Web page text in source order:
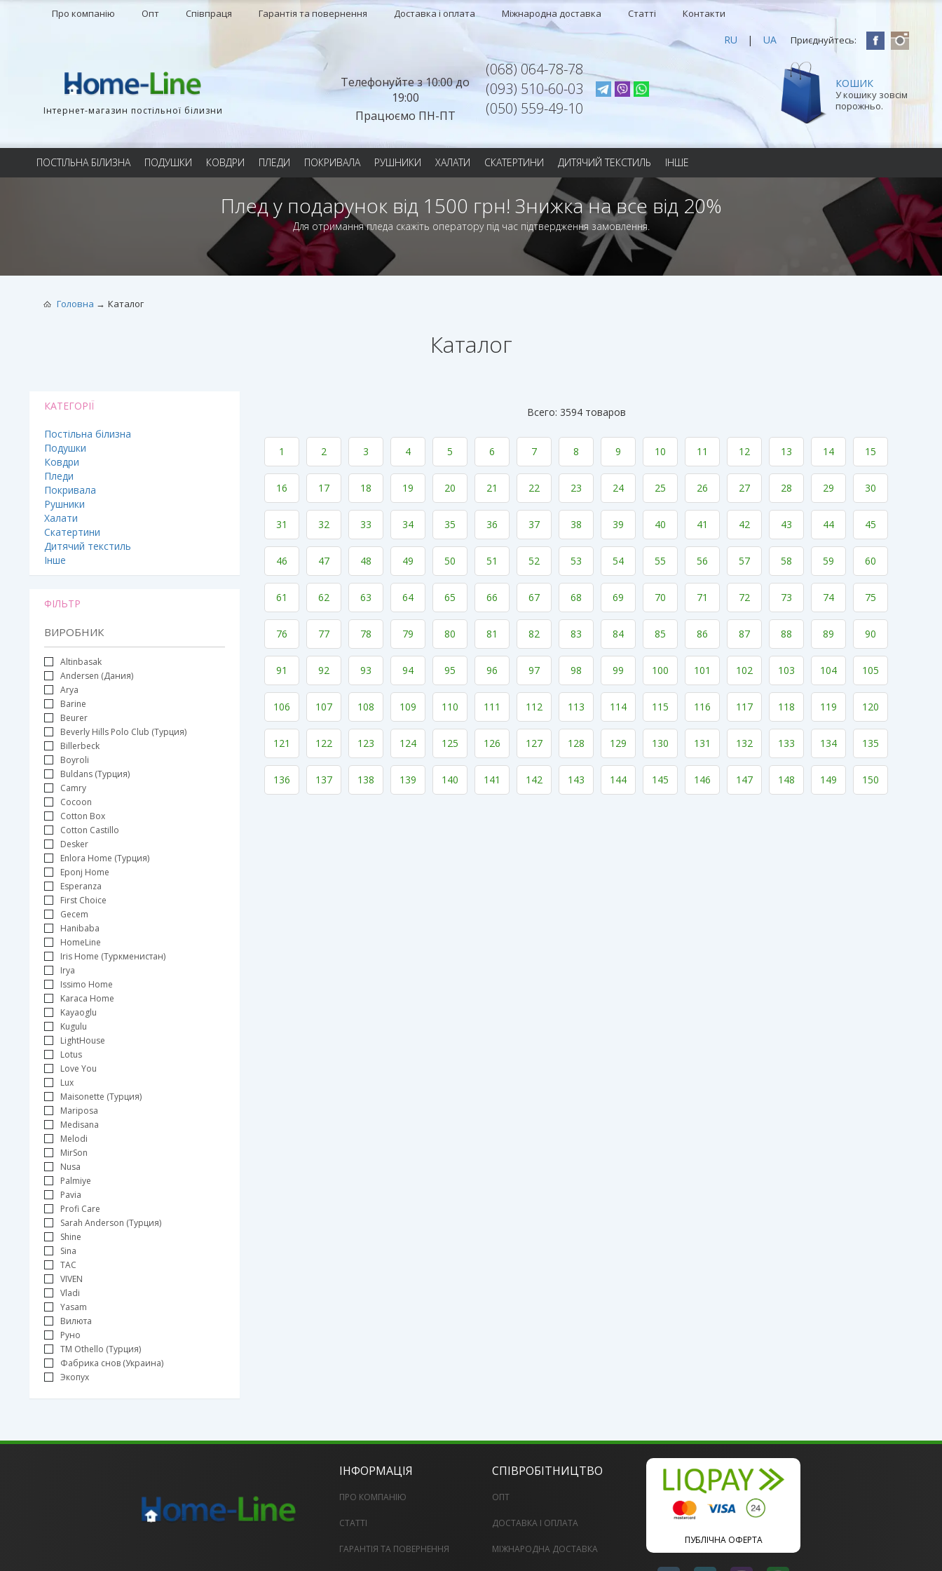
Про компанію Опт Співпраця Гарантія та повернення Доставка і оплата Міжнародна доставка Статті Контакти
RU | UA Приєднуйтесь:
Інтернет-магазин постільної білизни
Телефонуйте з 10:00 до
19:00
Працюємо ПН-ПТ
(068) 064-78-78
(093) 510-60-03
(050) 559-49-10
КОШИК
У кошику зовсім
порожньо.
ПОСТІЛЬНА БІЛИЗНА ПОДУШКИ КОВДРИ ПЛЕДИ ПОКРИВАЛА РУШНИКИ ХАЛАТИ СКАТЕРТИНИ ДИТЯЧИЙ ТЕКСТИЛЬ ІНШЕ
Плед у подарунок від 1500 грн! Знижка на все від 20%
Для отримання пледа скажіть оператору під час підтвердження замовлення.
Головна Каталог
Каталог
КАТЕГОРІЇ
Постільна білизна
Подушки
Ковдри
Пледи
Покривала
Рушники
Халати
Скатертини
Дитячий текстиль
Інше
ФІЛЬТР
ВИРОБНИК
Altinbasak
Andersen (Дания)
Arya
Barine
Beurer
Beverly Hills Polo Club (Турция)
Billerbeck
Boyroli
Buldans (Турция)
Camry
Cocoon
Cotton Box
Cotton Castillo
Desker
Enlora Home (Турция)
Eponj Home
Esperanza
First Choice
Gecem
Hanibaba
HomeLine
Iris Home (Туркменистан)
Irya
Issimo Home
Karaca Home
Kayaoglu
Kugulu
LightHouse
Lotus
Love You
Lux
Maisonette (Турция)
Mariposa
Medisana
Melodi
MirSon
Nusa
Palmiye
Pavia
Profi Care
Sarah Anderson (Турция)
Shine
Sina
TAC
VIVEN
Vladi
Yasam
Вилюта
Руно
ТМ Othello (Турция)
Фабрика снов (Украина)
Экопух
Всего: 3594 товаров
1 2 3 4 5 6 7 8 9 10 11 12 13 14 15
16 17 18 19 20 21 22 23 24 25 26 27 28 29 30
31 32 33 34 35 36 37 38 39 40 41 42 43 44 45
46 47 48 49 50 51 52 53 54 55 56 57 58 59 60
61 62 63 64 65 66 67 68 69 70 71 72 73 74 75
76 77 78 79 80 81 82 83 84 85 86 87 88 89 90
91 92 93 94 95 96 97 98 99 100 101 102 103 104 105
106 107 108 109 110 111 112 113 114 115 116 117 118 119 120
121 122 123 124 125 126 127 128 129 130 131 132 133 134 135
136 137 138 139 140 141 142 143 144 145 146 147 148 149 150
ІНФОРМАЦІЯ
ПРО КОМПАНІЮ
СТАТТІ
ГАРАНТІЯ ТА ПОВЕРНЕННЯ
СПІВРОБІТНИЦТВО
ОПТ
ДОСТАВКА І ОПЛАТА
МІЖНАРОДНА ДОСТАВКА
ПУБЛІЧНА ОФЕРТА